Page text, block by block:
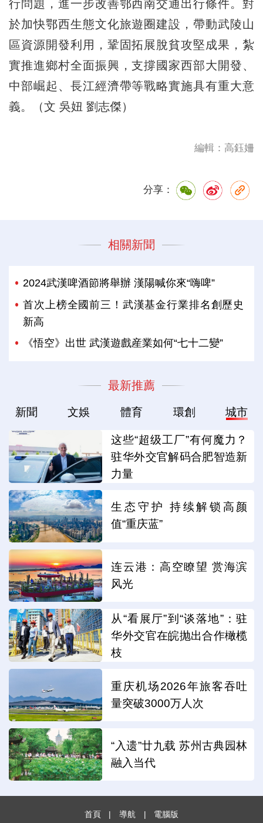
行問題，進一步改善鄂西南交通出行條件。對
於加快鄂西生態文化旅遊圈建設，帶動武陵山
區資源開發利用，鞏固拓展脫貧攻堅成果，紮
實推進鄉村全面振興，支撐國家西部大開發、
中部崛起、長江經濟帶等戰略實施具有重大意
義。（文 吳妞 劉志傑）
編輯：高鈺姍
分享：
相關新聞
2024武漢啤酒節將舉辦 漢陽喊你來“嗨啤”
首次上榜全國前三！武漢基金行業排名創歷史
新高
《悟空》出世 武漢遊戲産業如何“七十二變”
最新推薦
新聞 文娛 體育 環創 城市
这些“超级工厂”有何魔力？
驻华外交官解码合肥智造新
力量
生态守护 持续解锁高颜
值“重庆蓝”
连云港：高空瞭望 赏海滨
风光
从“看展厅”到“谈落地”：驻
华外交官在皖抛出合作橄榄
枝
重庆机场2026年旅客吞吐
量突破3000万人次
“入遗”廿九载 苏州古典园林
融入当代
首頁 | 導航 | 電腦版